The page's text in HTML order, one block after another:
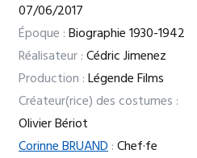
07/06/2017
Époque :Biographie 1930-1942
Réalisateur :Cédric Jimenez
Production :Légende Films
Créateur(rice) des costumes :
Olivier Bériot
Corinne BRUAND:Chef·fe